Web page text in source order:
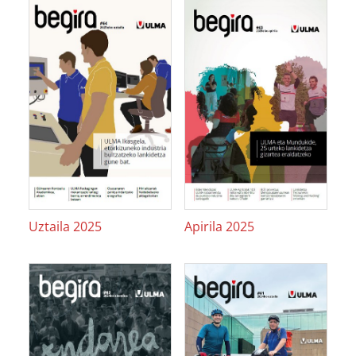
Uztaila 2025 Apirila 2025